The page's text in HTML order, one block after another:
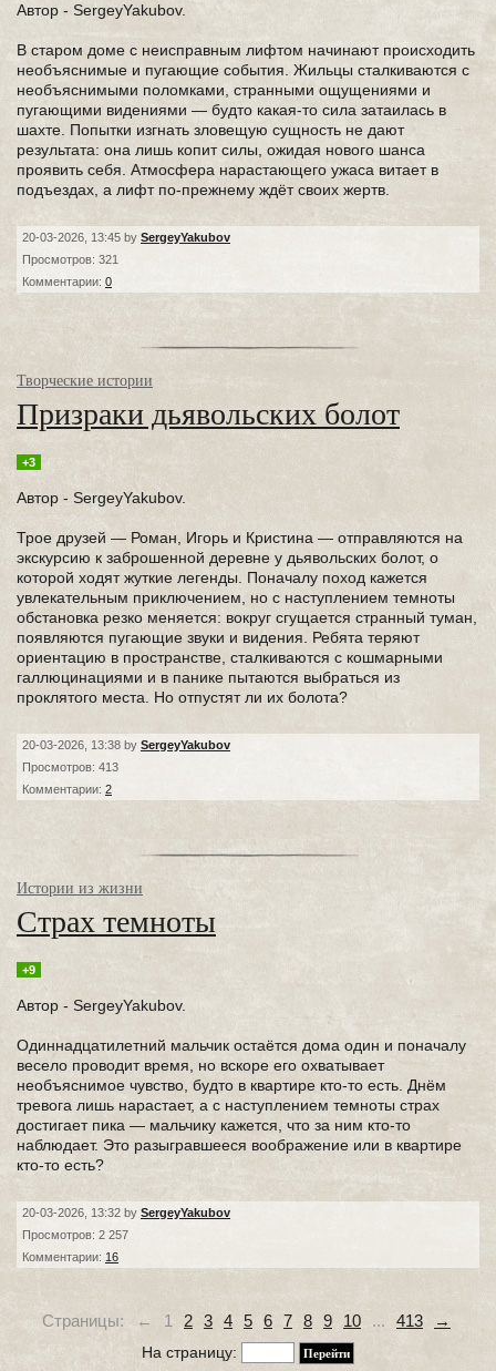
Автор - SergeyYakubov.
В старом доме с неисправным лифтом начинают происходить
необъяснимые и пугающие события. Жильцы сталкиваются с
необъяснимыми поломками, странными ощущениями и
пугающими видениями — будто какая-то сила затаилась в
шахте. Попытки изгнать зловещую сущность не дают
результата: она лишь копит силы, ожидая нового шанса
проявить себя. Атмосфера нарастающего ужаса витает в
подъездах, а лифт по-прежнему ждёт своих жертв.
20-03-2026, 13:45 by SergeyYakubov
Просмотров: 321
Комментарии: 0
Творческие истории
Призраки дьявольских болот
+3
Автор - SergeyYakubov.
Трое друзей — Роман, Игорь и Кристина — отправляются на
экскурсию к заброшенной деревне у дьявольских болот, о
которой ходят жуткие легенды. Поначалу поход кажется
увлекательным приключением, но с наступлением темноты
обстановка резко меняется: вокруг сгущается странный туман,
появляются пугающие звуки и видения. Ребята теряют
ориентацию в пространстве, сталкиваются с кошмарными
галлюцинациями и в панике пытаются выбраться из
проклятого места. Но отпустят ли их болота?
20-03-2026, 13:38 by SergeyYakubov
Просмотров: 413
Комментарии: 2
Истории из жизни
Страх темноты
+9
Автор - SergeyYakubov.
Одиннадцатилетний мальчик остаётся дома один и поначалу
весело проводит время, но вскоре его охватывает
необъяснимое чувство, будто в квартире кто-то есть. Днём
тревога лишь нарастает, а с наступлением темноты страх
достигает пика — мальчику кажется, что за ним кто-то
наблюдает. Это разыгравшееся воображение или в квартире
кто-то есть?
20-03-2026, 13:32 by SergeyYakubov
Просмотров: 2 257
Комментарии: 16
Страницы: ← 1 2 3 4 5 6 7 8 9 10 ... 413 →
На страницу: